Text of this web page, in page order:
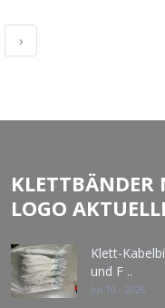
›
KLETTBÄNDER
LOGO
Klett-
und F ..
Jul 10 - 2026